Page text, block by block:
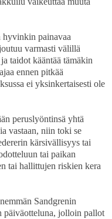
hyvinkin painavaa
varmasti välillä
taidot kääntää tämäkin
ennen pitkää
ei yksinkertaisesti ole
peruslyöntinsä yhtä
vastaan, niin toki se
kärsivällisyys tai
tai paikan
tai hallittujen riskien kera
Sandgrenin
päiväotteluna, jolloin pallot